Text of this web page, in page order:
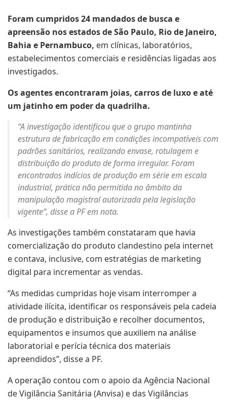
Foram cumpridos 24 mandados de busca e
apreensão nos estados de São Paulo, Rio de Janeiro,
Bahia e Pernambuco, em clínicas, laboratórios,
estabelecimentos comerciais e residências ligadas aos
investigados.
Os agentes encontraram joias, carros de luxo e até
um jatinho em poder da quadrilha.
“A investigação identificou que o grupo mantinha
estrutura de fabricação em condições incompatíveis com
padrões sanitários, realizando envase, rotulagem e
distribuição do produto de forma irregular. Foram
encontrados indícios de produção em série em escala
industrial, prática não permitida no âmbito da
manipulação magistral autorizada pela legislação
vigente”, disse a PF em nota.
As investigações também constataram que havia
comercialização do produto clandestino pela internet
e contava, inclusive, com estratégias de marketing
digital para incrementar as vendas.
“As medidas cumpridas hoje visam interromper a
atividade ilícita, identificar os responsáveis pela cadeia
de produção e distribuição e recolher documentos,
equipamentos e insumos que auxiliem na análise
laboratorial e perícia técnica dos materiais
apreendidos”, disse a PF.
A operação contou com o apoio da Agência Nacional
de Vigilância Sanitária (Anvisa) e das Vigilâncias